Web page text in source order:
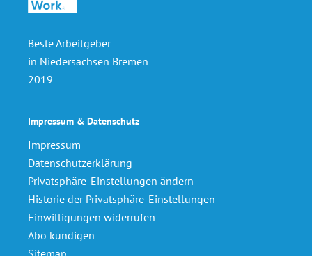
Beste Arbeitgeber
in Niedersachsen Bremen
2019
Impressum & Datenschutz
Impressum
Datenschutzerklärung
Privatsphäre-Einstellungen ändern
Historie der Privatsphäre-Einstellungen
Einwilligungen widerrufen
Abo kündigen